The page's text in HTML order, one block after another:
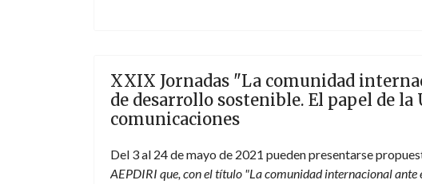
XXIX Jornadas "La comunidad
de desarrollo sostenible. El papel de
comunicaciones
Del 3 al 24 de mayo de 2021 pueden presentarse
AEPDIRI que, con el título "La comunidad internacional ante